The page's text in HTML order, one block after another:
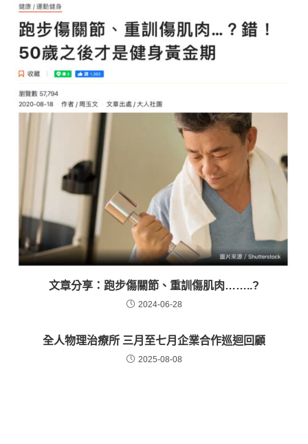
文章分享：跑步傷關節、重訓傷肌肉……..?
2024-06-28
全人物理治療所 三月至七月企業合作巡迴回顧
2025-08-08